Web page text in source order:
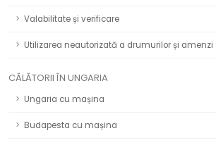
Valabilitate și verificare
Utilizarea neautorizată a drumurilor și amenzi
CĂLĂTORII ÎN UNGARIA
Ungaria cu mașina
Budapesta cu mașina